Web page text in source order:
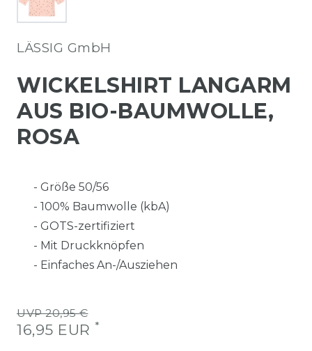
LÄSSIG GmbH
WICKELSHIRT LANGARM
AUS BIO-BAUMWOLLE,
ROSA
- Größe 50/56
- 100% Baumwolle (kbA)
- GOTS-zertifiziert
- Mit Druckknöpfen
- Einfaches An-/Ausziehen
UVP 20,95 €
16,95 EUR *